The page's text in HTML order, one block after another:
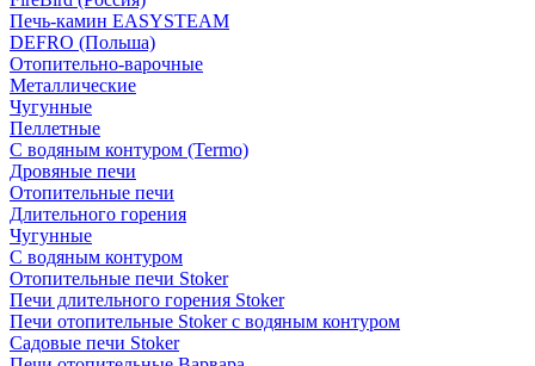
Печь-камин EASYSTEAM
DEFRO (Польша)
Отопительно-варочные
Металлические
Чугунные
Пеллетные
С водяным контуром (Termo)
Дровяные печи
Отопительные печи
Длительного горения
Чугунные
C водяным контуром
Отопительные печи Stoker
Печи длительного горения Stoker
Печи отопительные Stoker с водяным контуром
Садовые печи Stoker